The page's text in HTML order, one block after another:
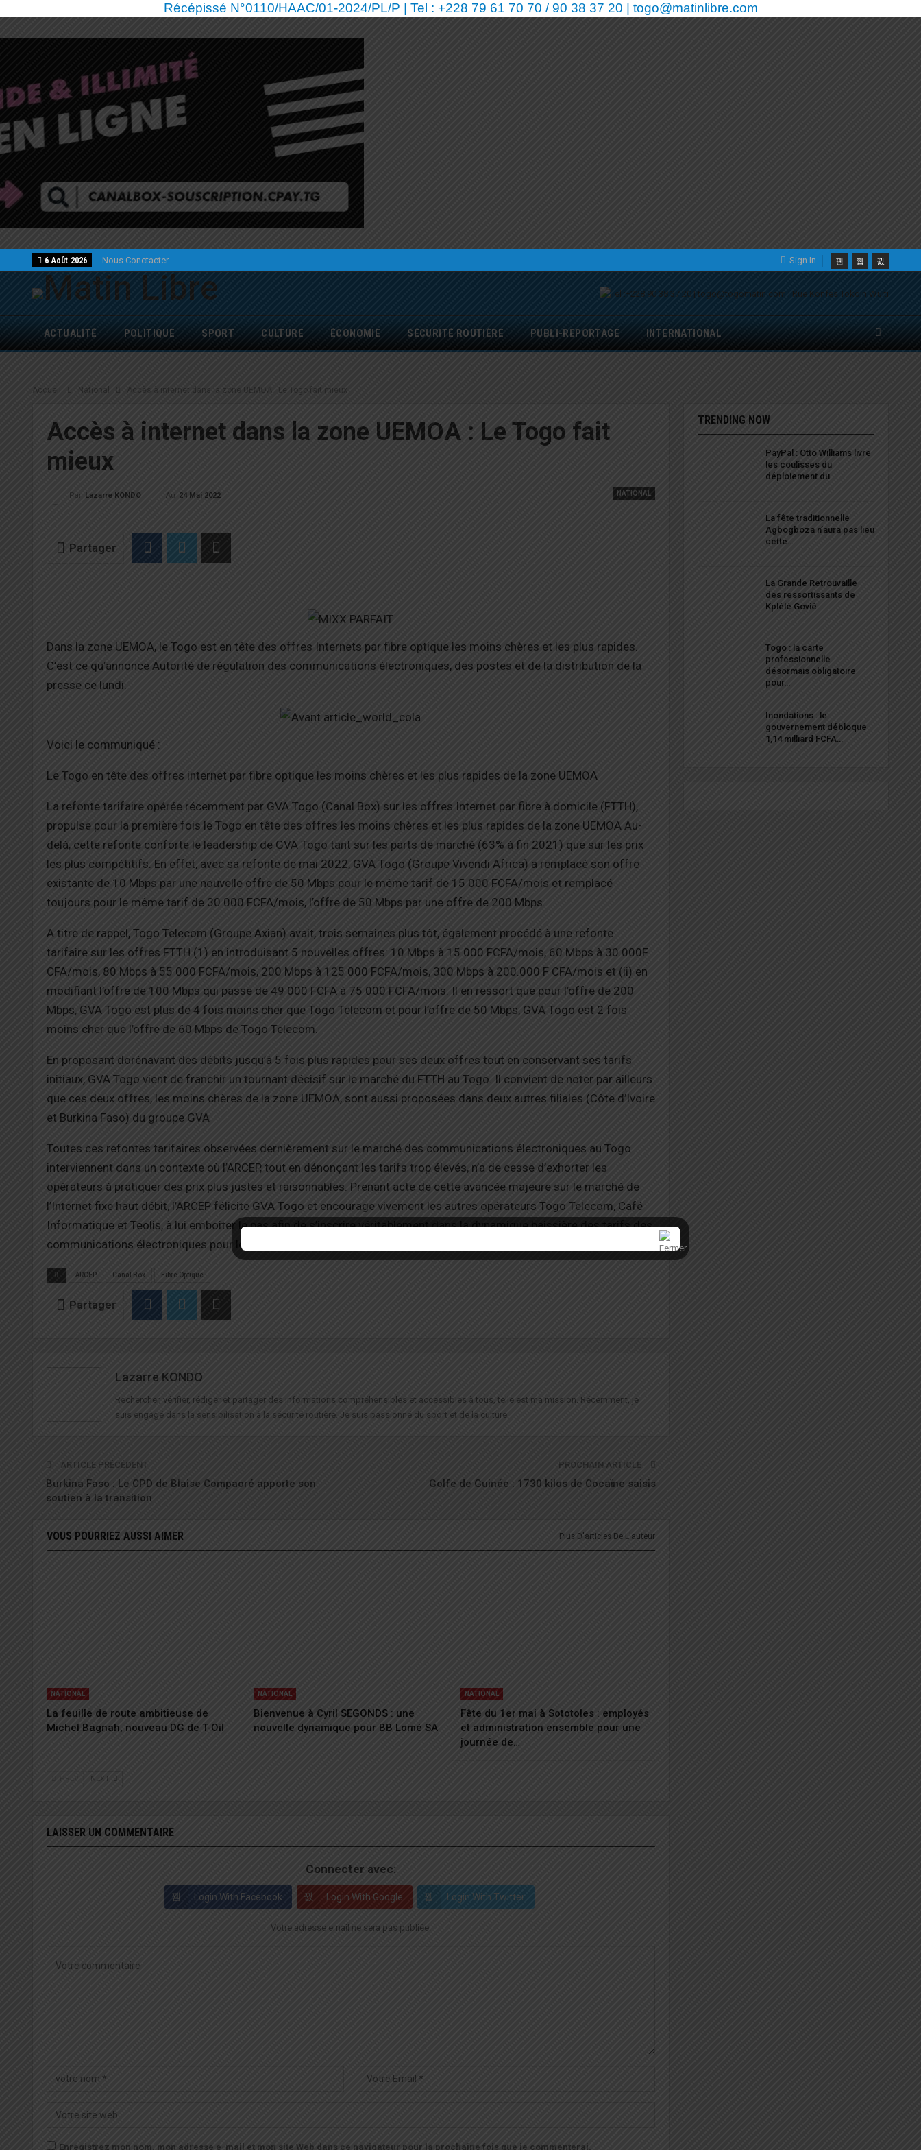
Récépissé N°0110/HAAC/01-2024/PL/P | Tel : +228 79 61 70 70 / 90 38 37 20 | togo@matinlibre.com
Sign In
6 Août 2026 Nous Conctacter
ACTUALITÉ POLITIQUE SPORT CULTURE ÉCONOMIE SÉCURITÉ ROUTIÈRE PUBLI-REPORTAGE INTERNATIONAL
Accueil National Accès à internet dans la zone UEMOA : Le Togo fait mieux
Accès à internet dans la zone UEMOA : Le Togo fait
mieux
NATIONAL
Par Lazarre KONDO Au 24 Mai 2022
Partager
Dans la zone UEMOA, le Togo est en tête des offres Internets par fibre optique les moins chères et les plus rapides.
C’est ce qu’annonce Autorité de régulation des communications électroniques, des postes et de la distribution de la
presse ce lundi.
Voici le communiqué :
Le Togo en tête des offres internet par fibre optique les moins chères et les plus rapides de la zone UEMOA
La refonte tarifaire opérée récemment par GVA Togo (Canal Box) sur les offres Internet par fibre à domicile (FTTH),
propulse pour la première fois le Togo en tête des offres les moins chères et les plus rapides de la zone UEMOA Au-
delà, cette refonte conforte le leadership de GVA Togo tant sur les parts de marché (63% à fin 2021) que sur les prix
les plus compétitifs. En effet, avec sa refonte de mai 2022, GVA Togo (Groupe Vivendi Africa) a remplacé son offre
existante de 10 Mbps par une nouvelle offre de 50 Mbps pour le même tarif de 15 000 FCFA/mois et remplacé
toujours pour le même tarif de 30 000 FCFA/mois, l’offre de 50 Mbps par une offre de 200 Mbps.
A titre de rappel, Togo Telecom (Groupe Axian) avait, trois semaines plus tôt, également procédé à une refonte
tarifaire sur les offres FTTH (1) en introduisant 5 nouvelles offres: 10 Mbps à 15 000 FCFA/mois, 60 Mbps à 30.000F
CFA/mois, 80 Mbps à 55 000 FCFA/mois, 200 Mbps à 125 000 FCFA/mois, 300 Mbps à 200.000 F CFA/mois et (ii) en
modifiant l’offre de 100 Mbps qui passe de 49 000 FCFA à 75 000 FCFA/mois. Il en ressort que pour l’offre de 200
Mbps, GVA Togo est plus de 4 fois moins cher que Togo Telecom et pour l’offre de 50 Mbps, GVA Togo est 2 fois
moins cher que l’offre de 60 Mbps de Togo Telecom.
En proposant dorénavant des débits jusqu’à 5 fois plus rapides pour ses deux offres tout en conservant ses tarifs
initiaux, GVA Togo vient de franchir un tournant décisif sur le marché du FTTH au Togo. Il convient de noter par ailleurs
que ces deux offres, les moins chères de la zone UEMOA, sont aussi proposées dans deux autres filiales (Côte d’Ivoire
et Burkina Faso) du groupe GVA
Toutes ces refontes tarifaires observées dernièrement sur le marché des communications électroniques au Togo
interviennent dans un contexte où l’ARCEP, tout en dénonçant les tarifs trop élevés, n’a de cesse d’exhorter les
opérateurs à pratiquer des prix plus justes et raisonnables. Prenant acte de cette avancée majeure sur le marché de
l’Internet fixe haut débit, l’ARCEP félicite GVA Togo et encourage vivement les autres opérateurs Togo Telecom, Café
Informatique et Teolis, à lui emboiter le pas afin de s’inscrire véritablement dans la dynamique baissière des tarifs des
communications électroniques pour le développement de l’économie numérique au Togo.
ARCEP Canal Box Fibre Optique
Partager
Lazarre KONDO
Rechercher, vérifier, rédiger et partager des informations compréhensibles et accessibles à tous, telle est ma mission. Récemment, je
suis engagé dans la sensibilisation à la sécurité routière. Je suis passionné du sport et de la culture.
ARTICLE PRÉCÉDENT
Burkina Faso : Le CPD de Blaise Compaoré apporte son
soutien à la transition
PROCHAIN ARTICLE
Golfe de Guinée : 1730 kilos de Cocaïne saisis
VOUS POURRIEZ AUSSI AIMER Plus D'articles De L'auteur
NATIONAL
La feuille de route ambitieuse de
Michel Bagnah, nouveau DG de T-Oil
NATIONAL
Bienvenue à Cyril SEGONDS : une
nouvelle dynamique pour BB Lomé SA
NATIONAL
Fête du 1er mai à Sototoles : employés
et administration ensemble pour une
journée de…
NEXT
LAISSER UN COMMENTAIRE
Connecter avec:
Login With Facebook Login With Google Login With Twitter
Votre adresse email ne sera pas publiée.
Enregistrez mon nom, mon adresse e-mail et mon site Web dans ce navigateur pour la prochaine fois que je commenterai.
TRENDING NOW
PayPal : Otto Williams livre
les coulisses du
déploiement du…
La fête traditionnelle
Agbogboza n’aura pas lieu
cette…
La Grande Retrouvaille
des ressortissants de
Kplélé Govié…
Togo : la carte
professionnelle
désormais obligatoire
pour…
Inondations : le
gouvernement débloque
1,14 milliard FCFA…